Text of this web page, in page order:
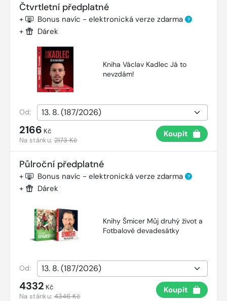
Čtvrtletní předplatné
+ Bonus navíc - elektronická verze zdarma ?
+ Dárek
Kniha Václav Kadlec Já to
nevzdám!
Od:
2166 Kč
Na stánku:2173 Kč
Koupit
Půlroční předplatné
+ Bonus navíc - elektronická verze zdarma ?
+ Dárek
Knihy Šmicer Můj druhý život a
Fotbalové devadesátky
Od:
4332 Kč
Na stánku:4346 Kč
Koupit